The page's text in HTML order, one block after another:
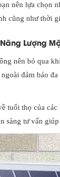
nên lựa chọn
cũng như thời
Lượng
nên bỏ qua
đảm bảo
tuổi thọ của
sàng tư vấn